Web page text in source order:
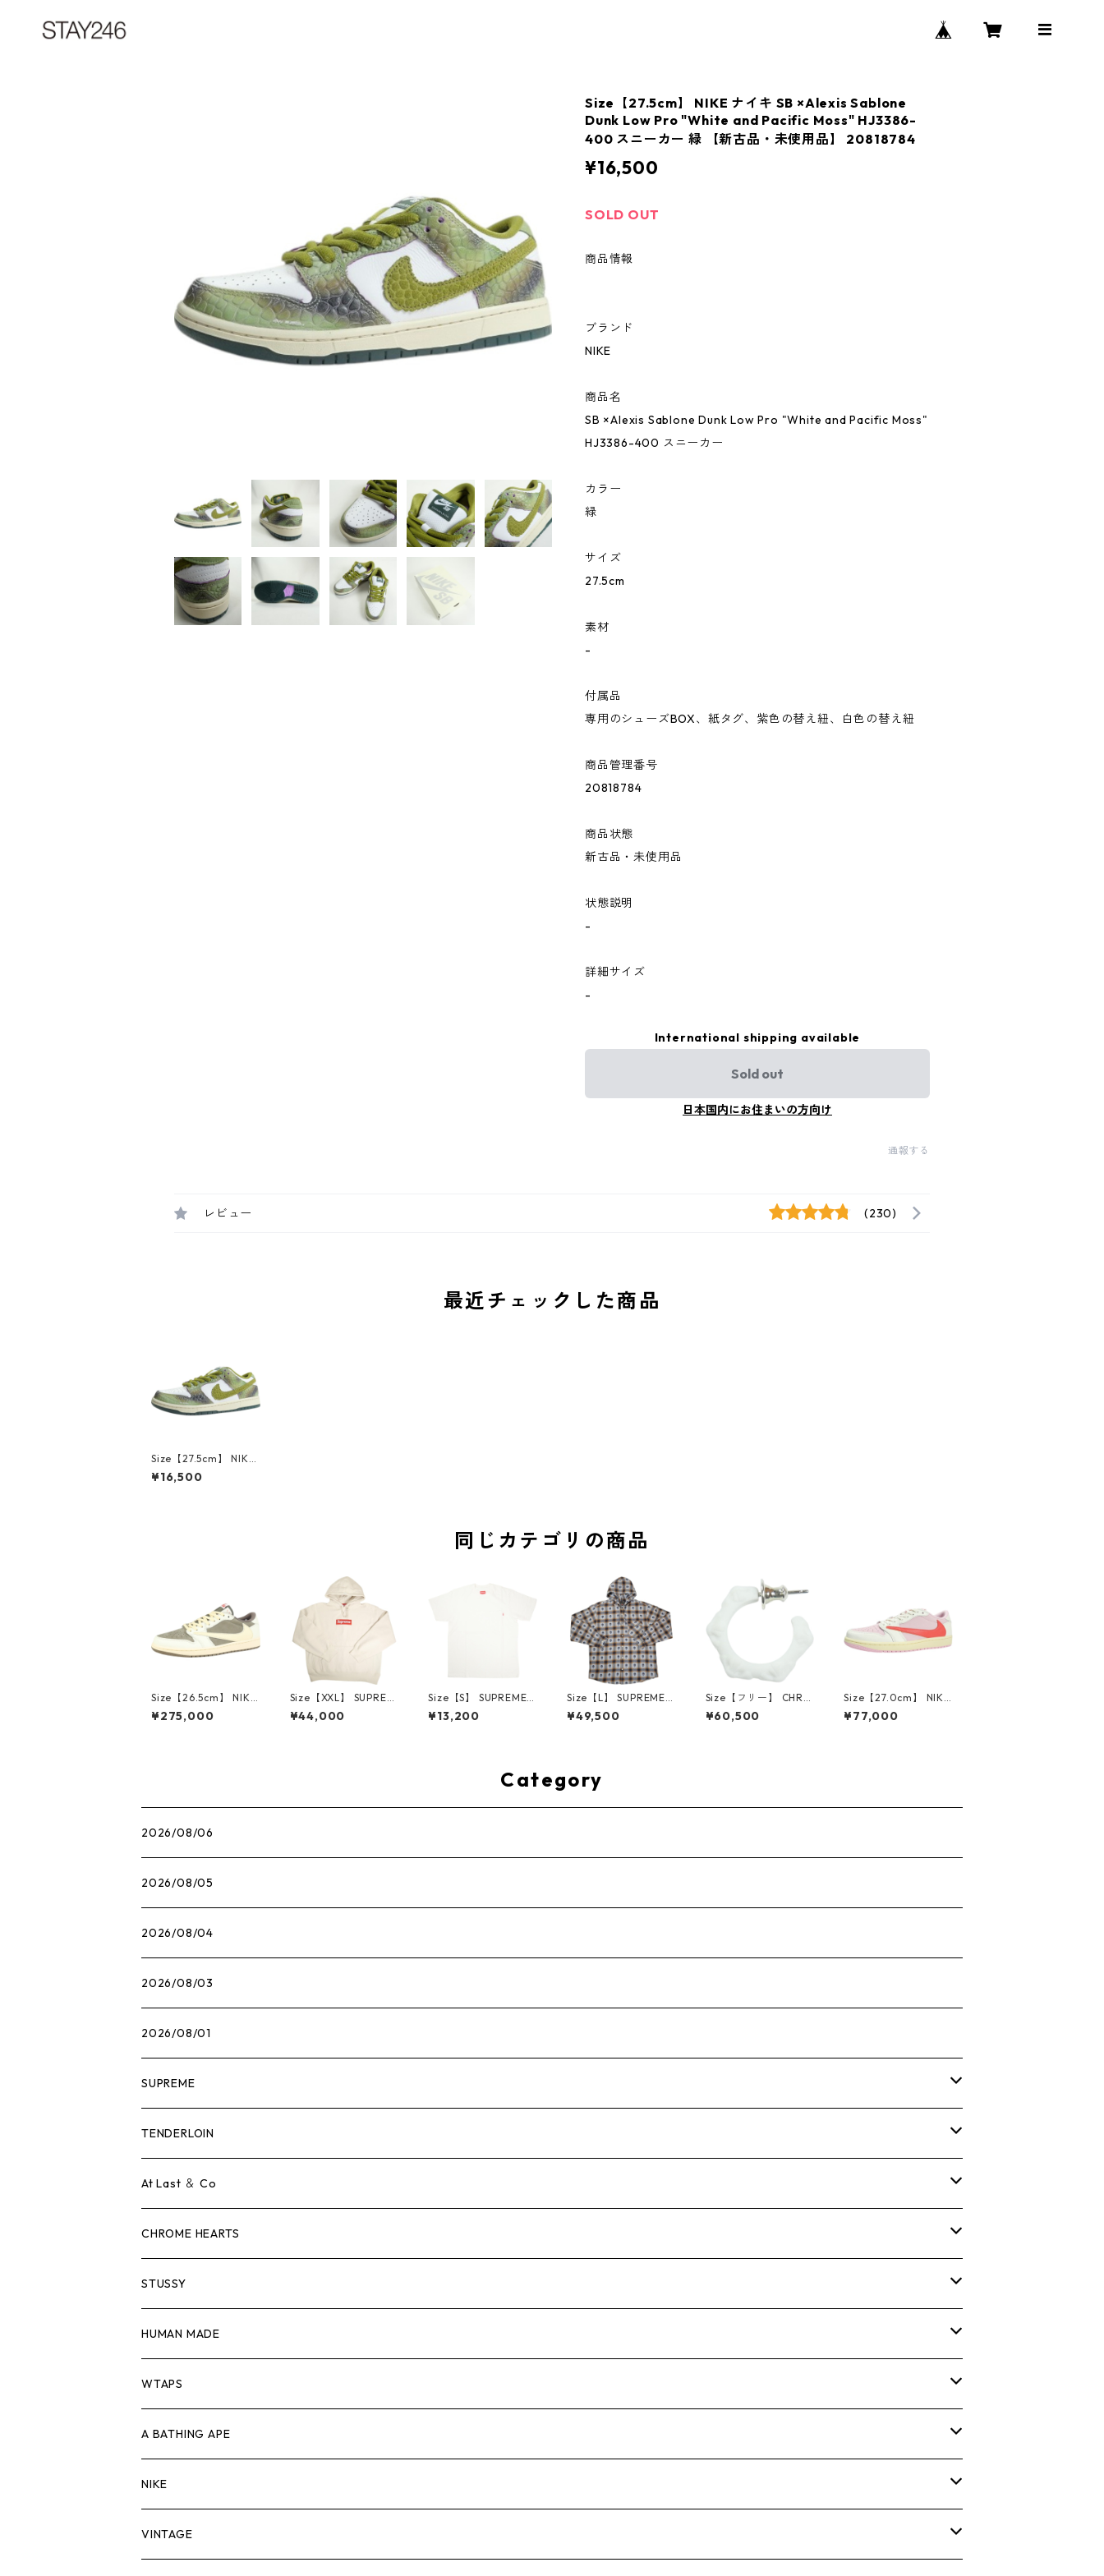
Size【27.5cm】 NIKE ナイキ SB ×Alexis Sablone
Dunk Low Pro "White and Pacific Moss" HJ3386-
400 スニーカー 緑 【新古品・未使用品】 20818784
¥16,500
SOLD OUT
商品情報
ブランド
NIKE
商品名
SB ×Alexis Sablone Dunk Low Pro "White and Pacific Moss"
HJ3386-400 スニーカー
カラー
緑
サイズ
27.5cm
素材
-
付属品
専用のシューズBOX、紙タグ、紫色の替え紐、白色の替え紐
商品管理番号
20818784
商品状態
新古品・未使用品
状態説明
-
詳細サイズ
-
International shipping available
Sold out
日本国内にお住まいの方向け
通報する
レビュー (230)
最近チェックした商品
Size【27.5cm】 NIKE
ナイキ SB ×Alexis Sab
lone Dunk Low Pro
¥16,500
同じカテゴリの商品
Size【26.5cm】 NIKE
ナイキ ×Travis Scott
AIR JORDAN 1 LOW
¥275,000
Size【XXL】 SUPREM
E シュプリーム 24AW
Box Logo Hooded Sw
¥44,000
Size【S】 SUPREME
シュプリーム S/S Poc
ket Tee White Tシャ
¥13,200
Size【L】 SUPREME
シュプリーム ×Numbe
r (N)ine 25FW Hoode
¥49,500
Size【フリー】 CHRO
ME HEARTS クロム・
ハーツ CH Cross SING
¥60,500
Size【27.0cm】 NIKE
ナイキ ×Travis Scott
AIR JORDAN 1 LOW
¥77,000
Category
2026/08/06
2026/08/05
2026/08/04
2026/08/03
2026/08/01
SUPREME
Tシャツ
ロンTEE
スウェット/ニット
シャツ
ジャケット
パンツ
キャップ・ハット
バッグ
シューズ
TENDERLOIN
Tシャツ
ロンTEE
スウェット/ニット
シャツ
ジャケット
パンツ
キャップ・ハット
バッグ
At Last ＆ Co
Tシャツ
ロンTEE
スウェット/ニット
シャツ
ジャケット
パンツ
キャップ・ハット
CHROME HEARTS
Tシャツ
ロンTEE
スウェット/ニット
シャツ
ジャケット
パンツ
STUSSY
Tシャツ
ロンTEE
スウェット/ニット
シャツ
ジャケット
HUMAN MADE
Tシャツ
ロンT
スウェット/ニット
シャツ
WTAPS
Tシャツ
ロンTEE
スウェット/ニット
A BATHING APE
Tシャツ
ロンTEE
NIKE
シューズ
VINTAGE